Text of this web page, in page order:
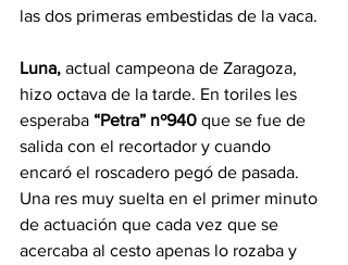
las dos primeras embestidas de la vaca.
Luna, actual campeona de Zaragoza,
hizo octava de la tarde. En toriles les
esperaba “Petra” nº940 que se fue de
salida con el recortador y cuando
encaró el roscadero pegó de pasada.
Una res muy suelta en el primer minuto
de actuación que cada vez que se
acercaba al cesto apenas lo rozaba y